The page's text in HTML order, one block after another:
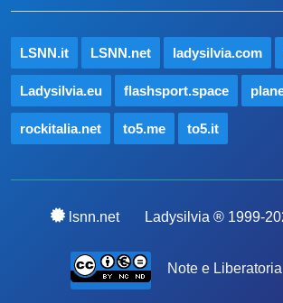
LSNN.it LSNN.net ladysilvia.com
Ladysilvia.eu flashsport.space
rockitalia.net to5.me to5.it
lsnn.net Ladysilvia ® 1999-
Note e